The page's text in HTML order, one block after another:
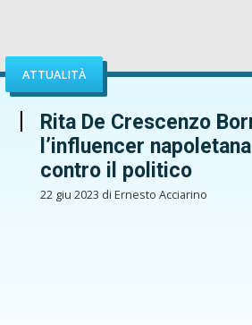
ATTUALITÀ
Rita De Crescenzo
l’influencer
contro il politico
22 giu 2023 di Ernesto Acciarino